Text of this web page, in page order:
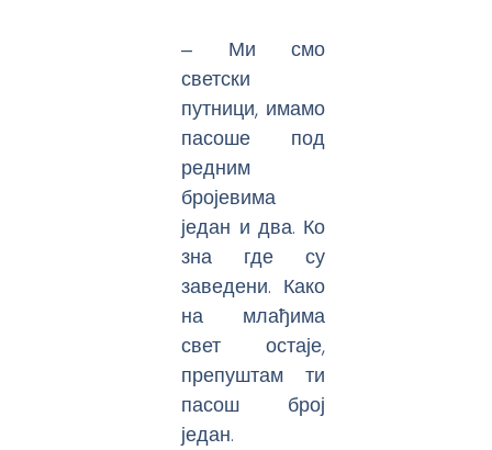
‒ Ми смо
светски
путници, имамо
пасоше под
редним
бројевима
један и два. Ко
зна где су
заведени. Како
на млађима
свет остаје,
препуштам ти
пасош број
један.